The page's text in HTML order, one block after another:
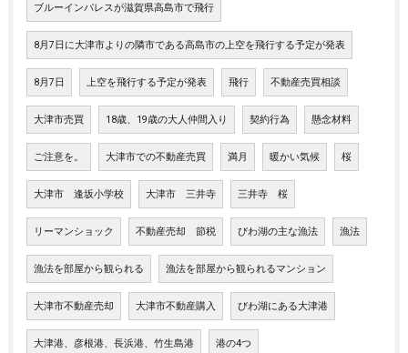
ブルーインパレスが滋賀県高島市で飛行
8月7日に大津市よりの隣市である高島市の上空を飛行する予定が発表
8月7日 上空を飛行する予定が発表 飛行 不動産売買相談
大津市売買 18歳、19歳の大人仲間入り 契約行為 懸念材料
ご注意を。 大津市での不動産売買 満月 暖かい気候 桜
大津市 逢坂小学校 大津市 三井寺 三井寺 桜
リーマンショック 不動産売却 節税 びわ湖の主な漁法 漁法
漁法を部屋から観られる 漁法を部屋から観られるマンション
大津市不動産売却 大津市不動産購入 びわ湖にある大津港
大津港、彦根港、長浜港、竹生島港 港の4つ